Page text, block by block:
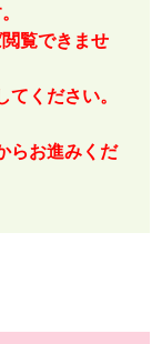
覧できませ
ください。
らお進みくだ